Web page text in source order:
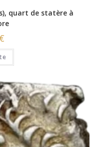
quart de statère à
€